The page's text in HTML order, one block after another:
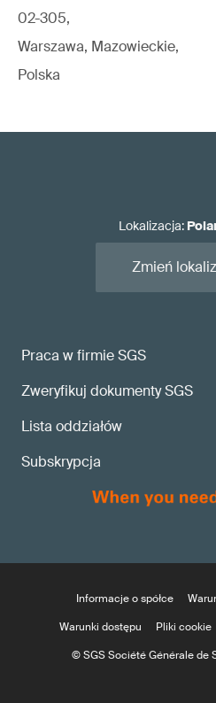
02-305,
Warszawa, Mazowieckie,
Polska
Praca w firmie SGS
Zweryfikuj dokumenty SGS
Lista oddziałów
Subskrypcja
Lokalizacja:
Zmień
Informacje o spółce
Warunki dostępu
Pliki cookie
© SGS Société Générale de